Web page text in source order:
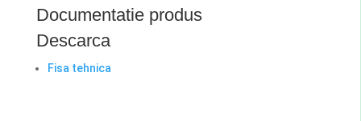
Documentatie produs
Descarca
Fisa tehnica